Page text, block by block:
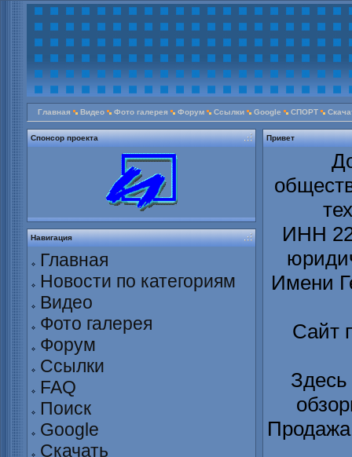
Главная Видео Фото галерея Форум Ссылки Google СПОРТ
Спонсор проекта
Навигация
Главная
Новости по категориям
Видео
Фото галерея
Форум
Ссылки
FAQ
Поиск
Google
Скачать
Привет
ИНН
Имени
Сайт
Здесь